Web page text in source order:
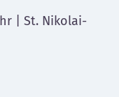
| St. Nikolai-